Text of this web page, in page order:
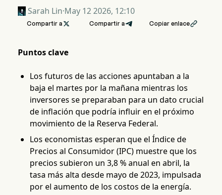
Sarah Lin·May 12 2026, 12:10
Compartir a  Compartir a Copiar enlace
Puntos clave
Los futuros de las acciones apuntaban a la
baja el martes por la mañana mientras los
inversores se preparaban para un dato crucial
de inflación que podría influir en el próximo
movimiento de la Reserva Federal.
Los economistas esperan que el Índice de
Precios al Consumidor (IPC) muestre que los
precios subieron un 3,8 % anual en abril, la
tasa más alta desde mayo de 2023, impulsada
por el aumento de los costos de la energía.